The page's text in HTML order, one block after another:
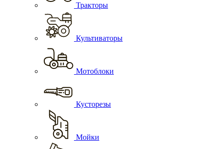
Тракторы
Культиваторы
Мотоблоки
Кусторезы
Мойки